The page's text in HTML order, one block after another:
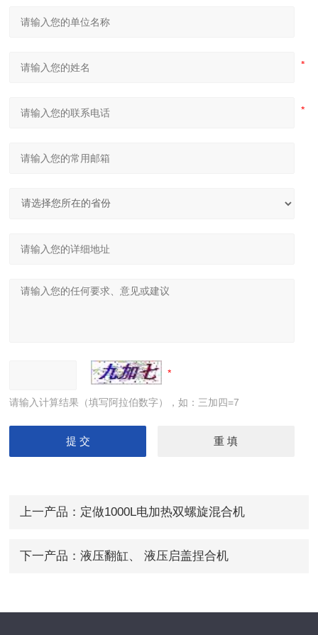
请输入计算结果（填写阿拉伯数字），如：三加四=7
上一产品： 定做1000L电加热双螺旋混合机
下一产品： 液压翻缸、 液压启盖捏合机